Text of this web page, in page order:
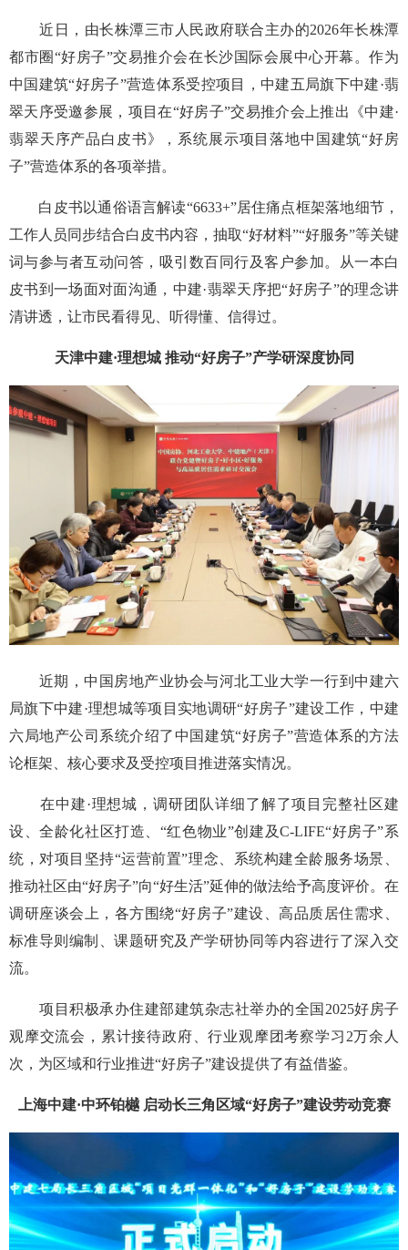
近日，由长株潭三市人民政府联合主办的2026年长株潭
都市圈“好房子”交易推介会在长沙国际会展中心开幕。作为
中国建筑“好房子”营造体系受控项目，中建五局旗下中建·翡
翠天序受邀参展，项目在“好房子”交易推介会上推出《中建·
翡翠天序产品白皮书》，系统展示项目落地中国建筑“好房
子”营造体系的各项举措。
白皮书以通俗语言解读“6633+”居住痛点框架落地细节，
工作人员同步结合白皮书内容，抽取“好材料”“好服务”等关键
词与参与者互动问答，吸引数百同行及客户参加。从一本白
皮书到一场面对面沟通，中建·翡翠天序把“好房子”的理念讲
清讲透，让市民看得见、听得懂、信得过。
天津中建·理想城 推动“好房子”产学研深度协同
近期，中国房地产业协会与河北工业大学一行到中建六
局旗下中建·理想城等项目实地调研“好房子”建设工作，中建
六局地产公司系统介绍了中国建筑“好房子”营造体系的方法
论框架、核心要求及受控项目推进落实情况。
在中建·理想城，调研团队详细了解了项目完整社区建
设、全龄化社区打造、“红色物业”创建及C-LIFE“好房子”系
统，对项目坚持“运营前置”理念、系统构建全龄服务场景、
推动社区由“好房子”向“好生活”延伸的做法给予高度评价。在
调研座谈会上，各方围绕“好房子”建设、高品质居住需求、
标准导则编制、课题研究及产学研协同等内容进行了深入交
流。
项目积极承办住建部建筑杂志社举办的全国2025好房子
观摩交流会，累计接待政府、行业观摩团考察学习2万余人
次，为区域和行业推进“好房子”建设提供了有益借鉴。
上海中建·中环铂樾 启动长三角区域“好房子”建设劳动竞赛